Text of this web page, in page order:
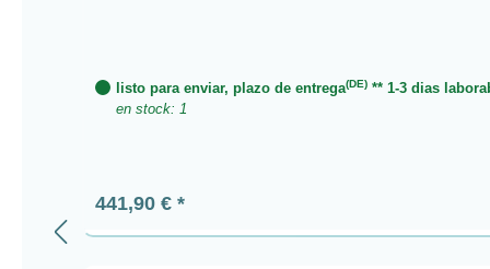
listo para enviar, plazo de entrega(DE) ** 1-3 dias
en stock: 1
Precio normal:
441,90 €